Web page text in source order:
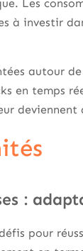
Les
à investir
autour
en temps
deviennent
:
pour